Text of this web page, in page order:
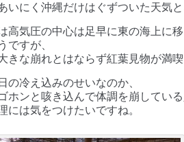
いにく沖縄だけはぐずついた天気
高気圧の中心は足早に東の海上に
ですが、
きな崩れとはならず紅葉見物が満
の冷え込みのせいなのか、
ホンと咳き込んで体調を崩してい
には気をつけたいですね。